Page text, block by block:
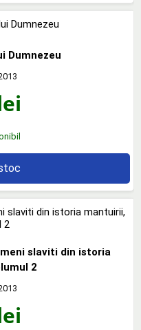
Dumnezeu
slaviti din istoria
2